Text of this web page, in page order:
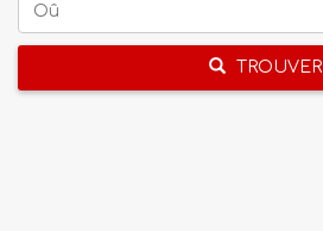
Oû
TROUVER